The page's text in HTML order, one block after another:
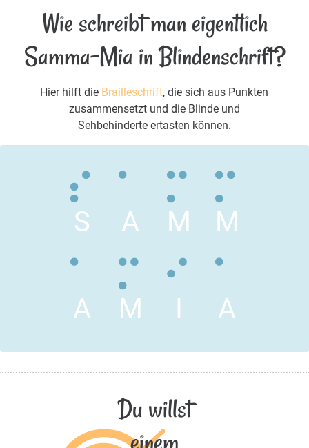
Wie schreibt man eigentlich
Samma-Mia in Blindenschrift?
Hier hilft die Brailleschrift, die sich aus Punkten
zusammensetzt und die Blinde und
Sehbehinderte ertasten können.
S A M M
A M I A
Du willst